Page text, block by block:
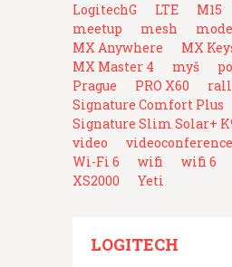
LogitechG
LTE M15
meetup
mesh
MX Anywhere
MX
MX Master 4
myš
Prague
PRO X60
Signature Comfort Plus
Signature Slim Solar+
video
videoconference
Wi-Fi 6
wifi wifi 6
XS2000
Yeti
LOGITECH